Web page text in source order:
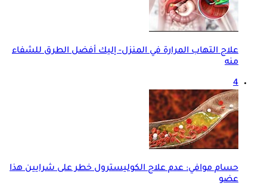
علاج التهاب المرارة في المنزل- إليك أفضل الطرق للشفاء
منه
4
حسام موافي: عدم علاج الكوليسترول خطر على شرايين هذا
عضو